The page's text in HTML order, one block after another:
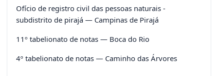
Ofício de registro civil das pessoas naturais -
subdistrito de pirajá — Campinas de Pirajá
11º tabelionato de notas — Boca do Rio
4º tabelionato de notas — Caminho das Árvores